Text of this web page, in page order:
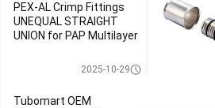
PEX-AL Crimp Fittings
UNEQUAL STRAIGHT
UNION for PAP Multilayer
لوازم جانبی Pex Press2025-10-29
Tubomart OEM